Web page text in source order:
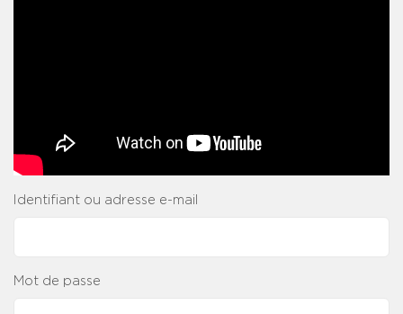
Identifiant ou adresse e-mail
Mot de passe